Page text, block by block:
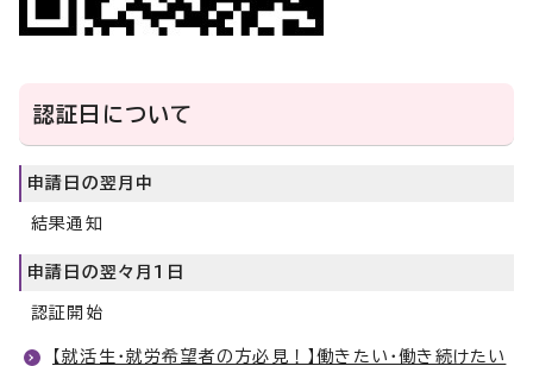
認証日について
申請日の翌月中
結果通知
申請日の翌々月1日
認証開始
【就活生・就労希望者の方必見！】働きたい・働き続けたい